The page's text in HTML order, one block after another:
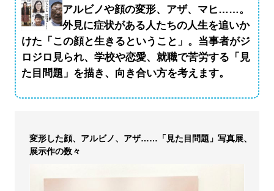
アルビノや顔の変形、アザ、マヒ……。
外見に症状がある人たちの人生を追いか
けた「この顔と生きるということ」。当事者がジ
ロジロ見られ、学校や恋愛、就職で苦労する「見
た目問題」を描き、向き合い方を考えます。
変形した顔、アルビノ、アザ……「見た目問題」写真展、
展示作の数々